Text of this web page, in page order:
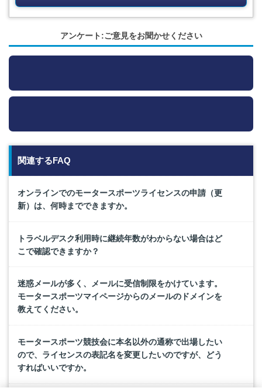
アンケート:ご意見をお聞かせください
関連するFAQ
オンラインでのモータースポーツライセンスの申請（更
新）は、何時までできますか。
トラベルデスク利用時に継続年数がわからない場合はど
こで確認できますか？
迷惑メールが多く、メールに受信制限をかけています。
モータースポーツマイページからのメールのドメインを
教えてください。
モータースポーツ競技会に本名以外の通称で出場したい
ので、ライセンスの表記名を変更したいのですが、どう
すればいいですか。